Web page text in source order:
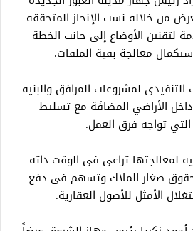
من خلاله نسب الإنجاز المتحققة
لتقنين الأوضاع إلى جانب الخطة
معالجة بقية الملفات.
لمشروعات المرافق والبنية
داخل الأراضي المضافَة مع تسليط
تواجه فرق العمل.
لمعالجتها تراعي في الوقت ذاته
حقوق صغار الملاك وتسهم في دفع
الأمثل للأصول العقارية.